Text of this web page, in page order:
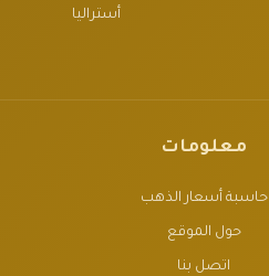
أستراليا
معلومات
حاسبة أسعار الذهب
حول الموقع
اتصل بنا